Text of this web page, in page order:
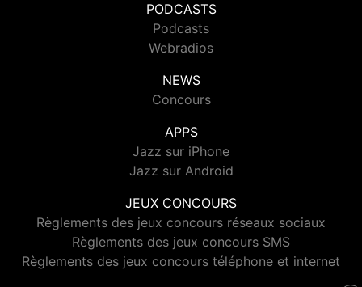
PODCASTS
Podcasts
Webradios
NEWS
Concours
APPS
Jazz sur iPhone
Jazz sur Android
JEUX CONCOURS
Règlements des jeux concours réseaux sociaux
Règlements des jeux concours SMS
Règlements des jeux concours téléphone et internet